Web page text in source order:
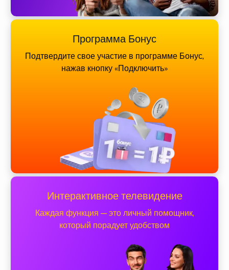
Программа Бонус
Подтвердите свое участие в программе Бонус,
нажав кнопку «Подключить»
Интерактивное телевидение
Каждая функция — это личный помощник,
который порадует удобством